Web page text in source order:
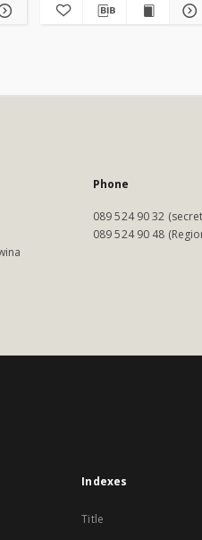
Phone
089 524 90 32
089 524 90 48
Indexes
Title